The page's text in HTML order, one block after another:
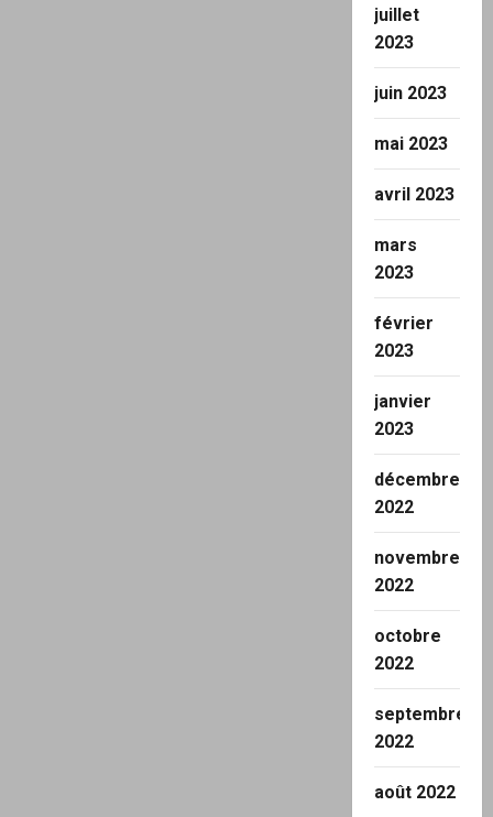
juillet
2023
juin 2023
mai 2023
avril 2023
mars
2023
février
2023
janvier
2023
décembre
2022
novembre
2022
octobre
2022
septembre
2022
août 2022